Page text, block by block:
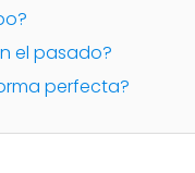
el pasado?
perfecta?